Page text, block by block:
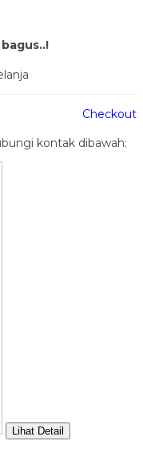
Checkout
kontak dibawah:
Lihat Detail